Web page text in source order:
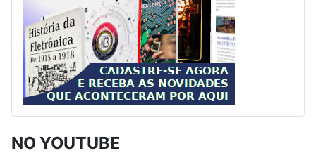
NO YOUTUBE